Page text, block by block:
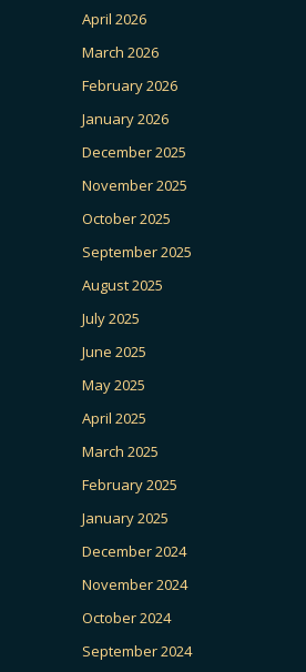
April 2026
March 2026
February 2026
January 2026
December 2025
November 2025
October 2025
September 2025
August 2025
July 2025
June 2025
May 2025
April 2025
March 2025
February 2025
January 2025
December 2024
November 2024
October 2024
September 2024